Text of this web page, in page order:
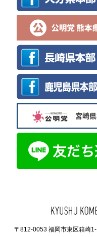
〒812-0053 福岡市東区箱